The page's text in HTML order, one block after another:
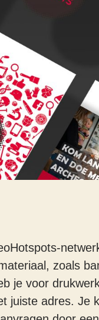
zoals
je voor
juiste adres. Je